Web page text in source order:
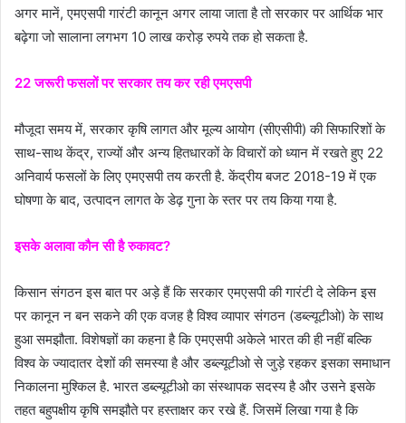
अगर मानें, एमएसपी गारंटी कानून अगर लाया जाता है तो सरकार पर आर्थिक भार
बढ़ेगा जो सालाना लगभग 10 लाख करोड़ रुपये तक हो सकता है.
22 जरूरी फसलों पर सरकार तय कर रही एमएसपी
मौजूदा समय में, सरकार कृषि लागत और मूल्य आयोग (सीएसीपी) की सिफारिशों के
साथ-साथ केंद्र, राज्यों और अन्य हितधारकों के विचारों को ध्यान में रखते हुए 22
अनिवार्य फसलों के लिए एमएसपी तय करती है. केंद्रीय बजट 2018-19 में एक
घोषणा के बाद, उत्पादन लागत के डेढ़ गुना के स्तर पर तय किया गया है.
इसके अलावा कौन सी है रुकावट?
किसान संगठन इस बात पर अड़े हैं कि सरकार एमएसपी की गारंटी दे लेकिन इस
पर कानून न बन सकने की एक वजह है विश्व व्यापार संगठन (डब्ल्यूटीओ) के साथ
हुआ समझौता. विशेषज्ञों का कहना है कि एमएसपी अकेले भारत की ही नहीं बल्कि
विश्व के ज्यादातर देशों की समस्या है और डब्ल्यूटीओ से जुड़े रहकर इसका समाधान
निकालना मुश्किल है. भारत डब्ल्यूटीओ का संस्थापक सदस्य है और उसने इसके
तहत बहुपक्षीय कृषि समझौते पर हस्ताक्षर कर रखे हैं. जिसमें लिखा गया है कि